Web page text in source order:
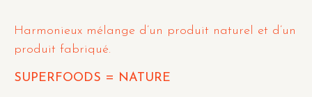
Harmonieux mélange d’un produit naturel et d’un
produit fabriqué.
SUPERFOODS = NATURE